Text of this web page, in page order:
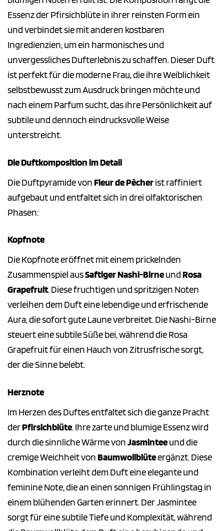
Essenz der Pfirsichblüte in ihrer reinsten Form ein
und verbindet sie mit anderen kostbaren
Ingredienzien, um ein harmonisches und
unvergessliches Dufterlebnis zu schaffen. Dieser Duft
ist perfekt für die moderne Frau, die ihre Weiblichkeit
selbstbewusst zum Ausdruck bringen möchte und
nach einem Parfum sucht, das ihre Persönlichkeit auf
subtile und dennoch eindrucksvolle Weise
unterstreicht.
Die Duftkomposition im Detail
Die Duftpyramide vonFleur de Pêcherist raffiniert
aufgebaut und entfaltet sich in drei olfaktorischen
Phasen:
Kopfnote
Die Kopfnote eröffnet mit einem prickelnden
Zusammenspiel ausSaftiger Nashi-BirneundRosa
Grapefruit. Diese fruchtigen und spritzigen Noten
verleihen dem Duft eine lebendige und erfrischende
Aura, die sofort gute Laune verbreitet. Die Nashi-Birne
steuert eine subtile Süße bei, während die Rosa
Grapefruit für einen Hauch von Zitrusfrische sorgt,
der die Sinne belebt.
Herznote
Im Herzen des Duftes entfaltet sich die ganze Pracht
derPfirsichblüte. Ihre zarte und blumige Essenz wird
durch die sinnliche Wärme vonJasminteeund die
cremige Weichheit vonBaumwollblüteergänzt. Diese
Kombination verleiht dem Duft eine elegante und
feminine Note, die an einen sonnigen Frühlingstag in
einem blühenden Garten erinnert. Der Jasmintee
sorgt für eine subtile Tiefe und Komplexität, während